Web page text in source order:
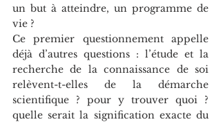
un but à atteindre, un programme de
vie ?
Ce premier questionnement appelle
déjà d’autres questions : l’étude et la
recherche de la connaissance de soi
relèvent-t-elles de la démarche
scientifique ? pour y trouver quoi ?
quelle serait la signification exacte du